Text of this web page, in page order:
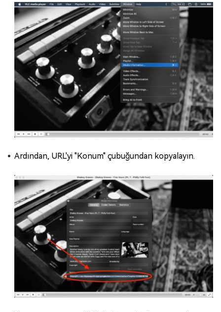
Ardından, URL'yi "Konum" çubuğundan kopyalayın.